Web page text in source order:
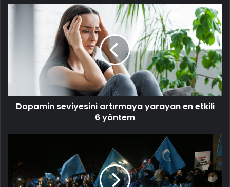
Dopamin seviyesini artırmaya yarayan en etkili
6 yöntem
Türkistan